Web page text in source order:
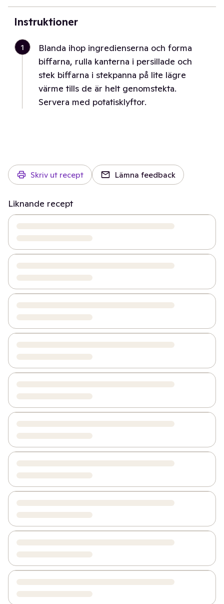
Instruktioner
1
Blanda ihop ingredienserna och forma
biffarna, rulla kanterna i persillade och
stek biffarna i stekpanna på lite lägre
värme tills de är helt genomstekta.
Servera med potatisklyftor.
Skriv ut recept Lämna feedback
Liknande recept